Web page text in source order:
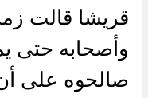
قريشا قالت
وأصحابه حتى
صالحوه على أن